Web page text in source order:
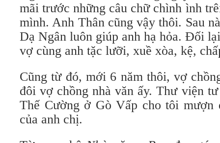
mãi trước những câu chữ chình ình
mình. Anh Thân cũng vậy thôi. Sau
Dạ Ngân luôn giúp anh hạ hỏa. Đối
vợ cùng anh tặc lưỡi, xuề xòa, kệ,
Cũng từ đó, mới 6 năm thôi, vợ
đôi vợ chồng nhà văn ấy. Thư viện
Thế Cường ở Gò Vấp cho tôi mượn
của anh chị.